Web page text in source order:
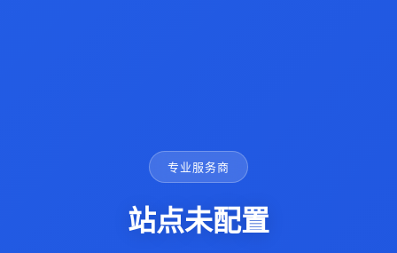
专业服务商
站点未配置